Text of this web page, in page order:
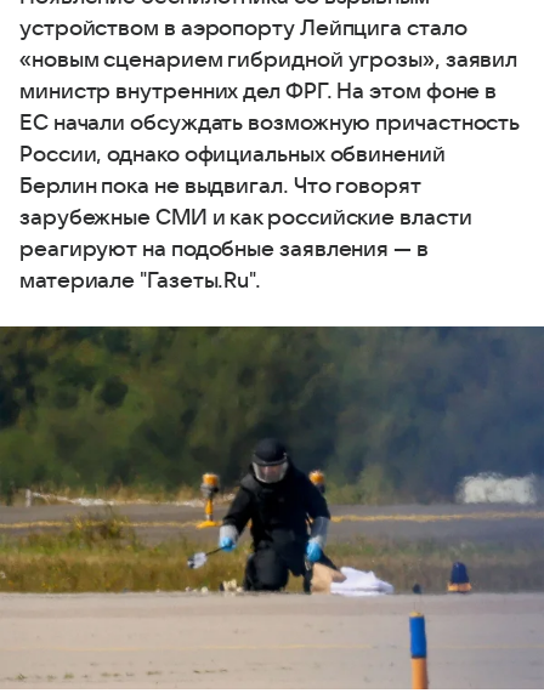
устройством в аэропорту Лейпцига стало
«новым сценарием гибридной угрозы», заявил
министр внутренних дел ФРГ. На этом фоне в
ЕС начали обсуждать возможную причастность
России, однако официальных обвинений
Берлин пока не выдвигал. Что говорят
зарубежные СМИ и как российские власти
реагируют на подобные заявления — в
материале "Газеты.Ru".